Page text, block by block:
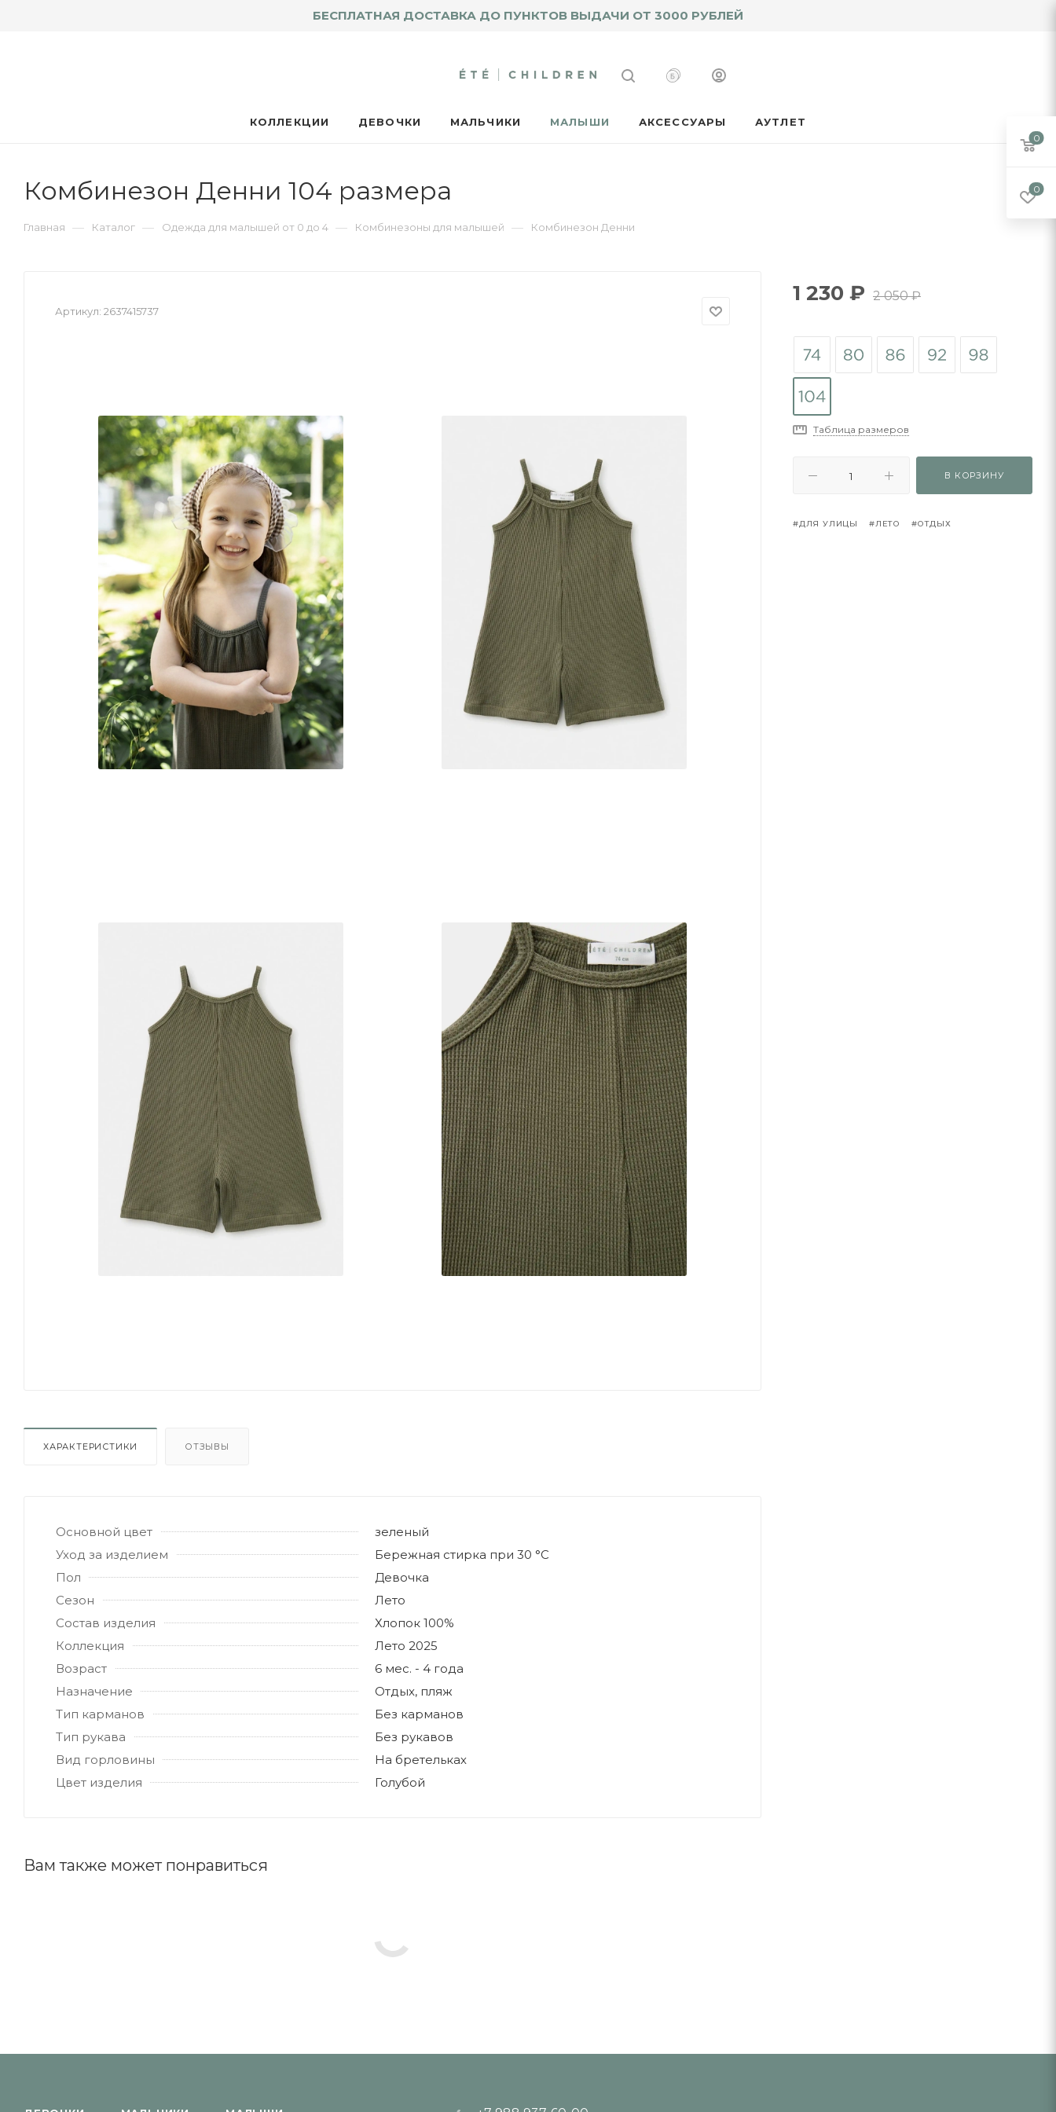
БЕСПЛАТНАЯ ДОСТАВКА ДО ПУНКТОВ ВЫДАЧИ ОТ 3000 РУБЛЕЙ
КОЛЛЕКЦИИ ДЕВОЧКИ МАЛЬЧИКИ МАЛЫШИ АКСЕССУАРЫ АУТЛЕТ
Комбинезон Денни 104 размера
Главная — Каталог — Одежда для малышей от 0 до 4 — Комбинезоны для малышей — Комбинезон Денни
Артикул: 2637415737
ХАРАКТЕРИСТИКИ ОТЗЫВЫ
Основной цвет
зеленый
Уход за изделием
Бережная стирка при 30 °C
Пол
Девочка
Сезон
Лето
Состав изделия
Хлопок 100%
Коллекция
Лето 2025
Возраст
6 мес. - 4 года
Назначение
Отдых, пляж
Тип карманов
Без карманов
Тип рукава
Без рукавов
Вид горловины
На бретельках
Цвет изделия
Голубой
Вам также может понравиться
1 230 ₽ 2 050₽
Таблица размеров
В КОРЗИНУ
#ДЛЯ УЛИЦЫ #ЛЕТО #ОТДЫХ
0
0